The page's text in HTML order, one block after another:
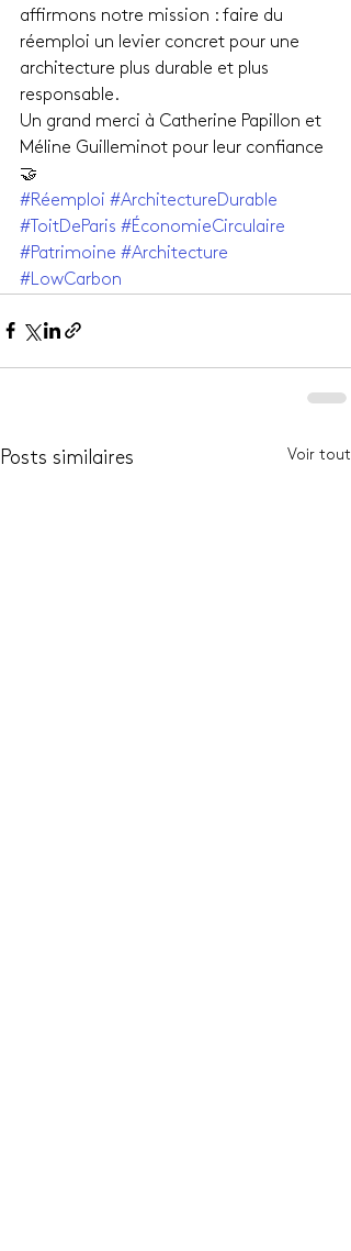
affirmons notre mission : faire du
réemploi un levier concret pour une
architecture plus durable et plus
responsable.
Un grand merci à Catherine Papillon et
Méline Guilleminot pour leur confiance
🤝
#Réemploi #ArchitectureDurable
#ToitDeParis #ÉconomieCirculaire
#Patrimoine #Architecture
#LowCarbon
Posts similaires Voir tout